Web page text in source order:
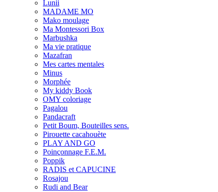
Lunii
MADAME MO
Mako moulage
Ma Montessori Box
Marbushka
Ma vie pratique
Mazafran
Mes cartes mentales
Minus
Morphée
My kiddy Book
OMY coloriage
Pagalou
Pandacraft
Petit Boum, Bouteilles sens.
Pirouette cacahouète
PLAY AND GO
Poinçonnage F.E.M.
Poppik
RADIS et CAPUCINE
Rosajou
Rudi and Bear